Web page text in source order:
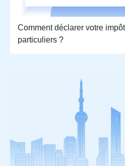
Comment déclarer votre
particuliers ?